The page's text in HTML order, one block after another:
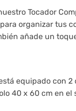
Tocador
organizar tus
añade un
equipado con
40 x 60 cm en